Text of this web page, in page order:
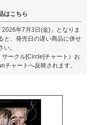
はこちら
年7月3日(金)」となりま
と、発売日の遅い商品に併せ
。
ークル[Circle]チャート）お
ャートへ反映されます。